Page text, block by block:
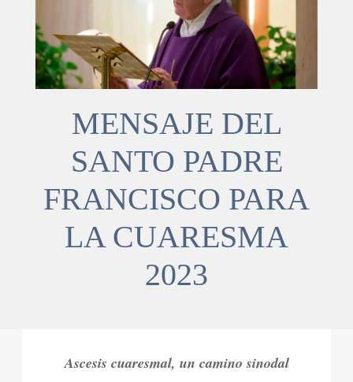
MENSAJE DEL
SANTO PADRE
FRANCISCO PARA
LA CUARESMA
2023
Ascesis cuaresmal, un camino sinodal